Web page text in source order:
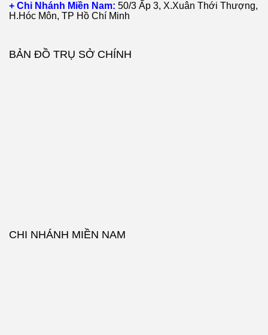
+ Chi Nhánh Miền Nam: 50/3 Ấp 3, X.Xuân Thới Thượng,
H.Hóc Môn, TP Hồ Chí Minh
BẢN ĐỒ TRỤ SỞ CHÍNH
CHI NHÁNH MIỀN NAM